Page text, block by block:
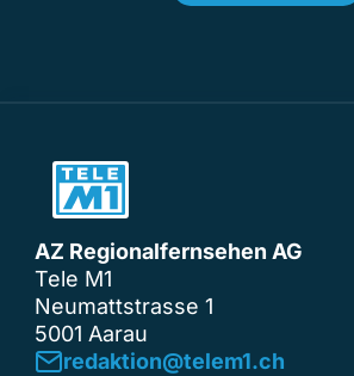
AZ Regionalfernsehen AG
Tele M1
Neumattstrasse 1
5001 Aarau
redaktion@telem1.ch